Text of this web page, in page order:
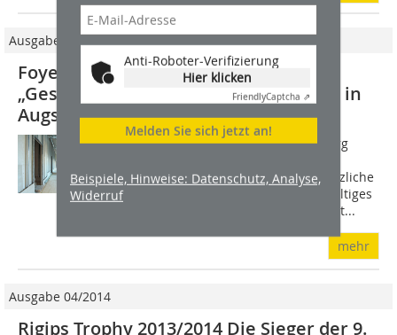
Anti-Roboter-Verifizierung
Hier klicken
FriendlyCaptcha ⇗
Melden Sie sich jetzt an!
Beispiele, Hinweise: Datenschutz, Analyse,
Widerruf
Ausgabe 09/2018
Foyer und Treppenhaus im
„Gesundheitszentrums Vincentinum“ in
Augsburg
Das Klinikum Vincentinum in Augsburg
Krankenhäusern Deutschlands. Zusätzliche
Kapazitäten sowie Raum für ein vielfältiges
medizinisches Dienstleistungsangebot...
mehr
Ausgabe 04/2014
Rigips Trophy 2013/2014 Die Sieger der 9.